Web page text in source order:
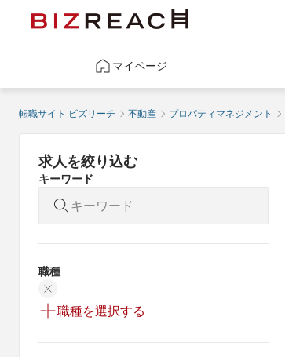
マイページ
転職サイト ビズリーチ 不動産 プロパティマネジメント
求人を絞り込む
キーワード
職種
職種を選択する